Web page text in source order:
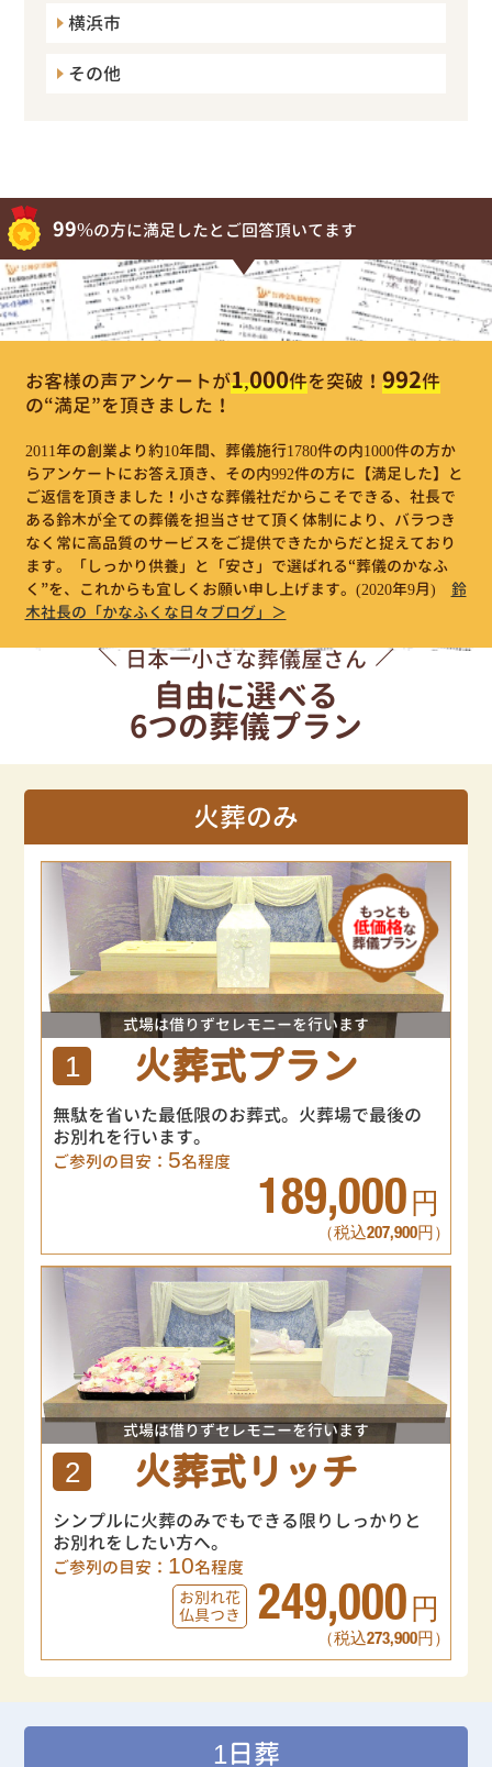
横浜市
その他
99%の方に満足したとご回答頂いてます
お客様の声アンケートが1,000件を突破！ 992件
の“満足”を頂きました！
2011年の創業より約10年間、葬儀施行1780件の内1000件の方か
らアンケートにお答え頂き、その内992件の方に【満足した】と
ご返信を頂きました！小さな葬儀社だからこそできる、社長で
ある鈴木が全ての葬儀を担当させて頂く体制により、バラつき
なく常に高品質のサービスをご提供できたからだと捉えており
ます。「しっかり供養」と「安さ」で選ばれる“葬儀のかなふ
く”を、これからも宜しくお願い申し上げます。 (2020年9月)
鈴
木社長の「かなふくな日々ブログ」＞
日本一小さな葬儀屋さん
自由に選べる
6つの葬儀プラン
火葬のみ
式場は借りずセレモニーを行います
1 火葬式プラン
無駄を省いた最低限のお葬式。火葬場で最後の
お別れを行います。
ご参列の目安： 5名程度
189,000 円
（税込207,900円）
式場は借りずセレモニーを行います
2 火葬式リッチ
シンプルに火葬のみでもできる限りしっかりと
お別れをしたい方へ。
ご参列の目安： 10名程度
お別れ花
仏具つき
249,000 円
（税込273,900円）
1日葬